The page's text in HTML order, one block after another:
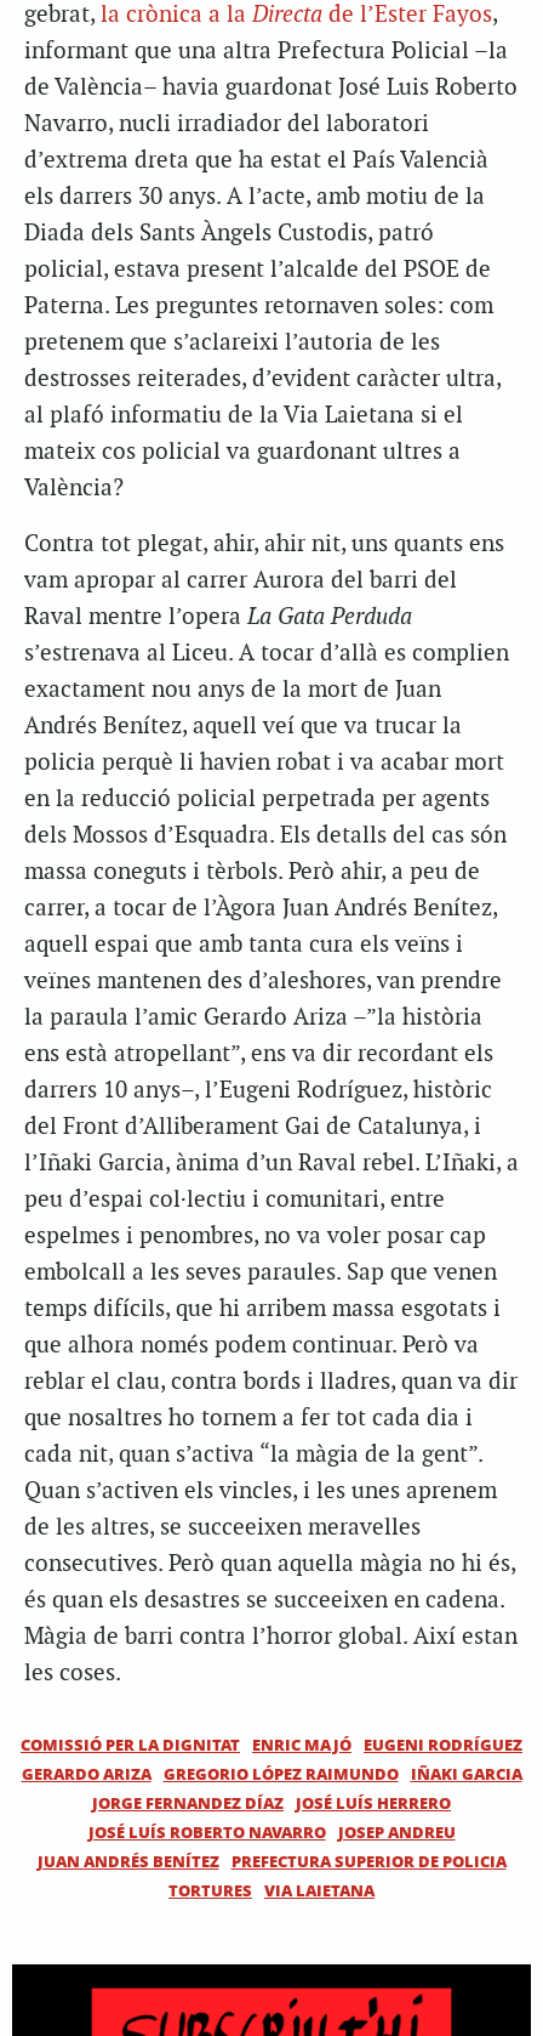
gebrat, la crònica a laDirecta de l’Ester Fayos,
informant que una altra Prefectura Policial –la
de València– havia guardonat José Luis Roberto
Navarro, nucli irradiador del laboratori
d’extrema dreta que ha estat el País Valencià
els darrers 30 anys. A l’acte, amb motiu de la
Diada dels Sants Àngels Custodis, patró
policial, estava present l’alcalde del PSOE de
Paterna. Les preguntes retornaven soles: com
pretenem que s’aclareixi l’autoria de les
destrosses reiterades, d’evident caràcter ultra,
al plafó informatiu de la Via Laietana si el
mateix cos policial va guardonant ultres a
València?
Contra tot plegat, ahir, ahir nit, uns quants ens
vam apropar al carrer Aurora del barri del
Raval mentre l’operaLa Gata Perduda
s’estrenava al Liceu. A tocar d’allà es complien
exactament nou anys de la mort de Juan
Andrés Benítez, aquell veí que va trucar la
policia perquè li havien robat i va acabar mort
en la reducció policial perpetrada per agents
dels Mossos d’Esquadra. Els detalls del cas són
massa coneguts i tèrbols. Però ahir, a peu de
carrer, a tocar de l’Àgora Juan Andrés Benítez,
aquell espai que amb tanta cura els veïns i
veïnes mantenen des d’aleshores, van prendre
la paraula l’amic Gerardo Ariza –”la història
ens està atropellant”, ens va dir recordant els
darrers 10 anys–, l’Eugeni Rodríguez, històric
del Front d’Alliberament Gai de Catalunya, i
l’Iñaki Garcia, ànima d’un Raval rebel. L’Iñaki, a
peu d’espai col·lectiu i comunitari, entre
espelmes i penombres, no va voler posar cap
embolcall a les seves paraules. Sap que venen
temps difícils, que hi arribem massa esgotats i
que alhora només podem continuar. Però va
reblar el clau, contra bords i lladres, quan va dir
que nosaltres ho tornem a fer tot cada dia i
cada nit, quan s’activa “la màgia de la gent”.
Quan s’activen els vincles, i les unes aprenem
de les altres, se succeeixen meravelles
consecutives. Però quan aquella màgia no hi és,
és quan els desastres se succeeixen en cadena.
Màgia de barri contra l’horror global. Així estan
les coses.
COMISSIÓ PER LA DIGNITAT ENRIC MAJÓ
EUGENI RODRÍGUEZ
GERARDO ARIZA GREGORIO LÓPEZ RAIMUNDO
IÑAKI GARCIA
JORGE FERNANDEZ DÍAZ
JOSÉ LUÍS HERRERO
JOSÉ LUÍS ROBERTO NAVARRO
JOSEP ANDREU
JUAN ANDRÉS BENÍTEZ
PREFECTURA SUPERIOR DE POLICIA
TORTURES
VIA LAIETANA